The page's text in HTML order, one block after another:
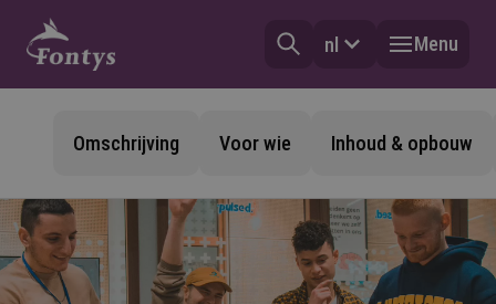
nl Menu
Omschrijving Voor wie Inhoud & opbouw